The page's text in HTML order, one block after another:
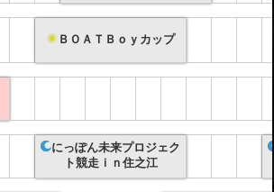
ＢＯＡＴＢｏｙカップ
にっぽん未来プロジェク
ト競走ｉｎ住之江